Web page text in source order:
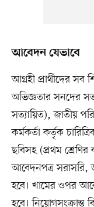
আবেদন যেভাবে
আগ্রহী প্রার্থীদের
অভিজ্ঞতার সনদের
সত্যায়িত), জাতীয়
কর্মকর্তা কর্তৃক
ছবিসহ (প্রথম শ্রেণির
আবেদনপত্র সরাসরি,
হবে। খামের ওপর
হবে। নিয়োগসংক্রান্ত